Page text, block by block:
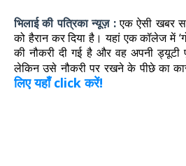
भिलाई की पत्रिका न्यूज़ :एक ऐसी खबर
को हैरान कर दिया है। यहां एक कॉलेज में
की नौकरी दी गई है और वह अपनी ड्यूटी
लेकिन उसे नौकरी पर रखने के पीछे का
लिए यहाँ click करें!